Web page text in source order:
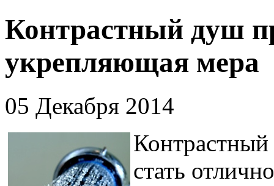
Контрастный душ
укрепляющая мера
05 Декабря 2014
стать